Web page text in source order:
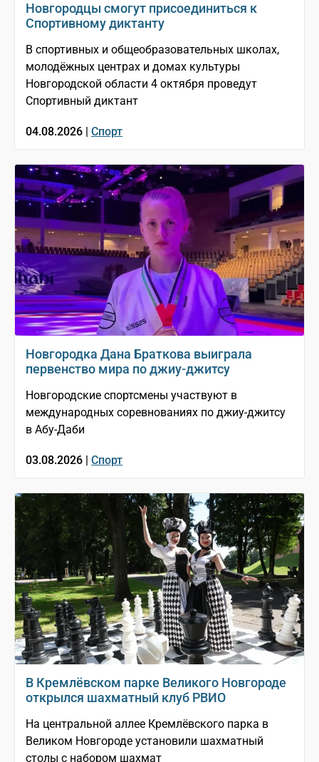
Новгородцы смогут присоединиться к
Спортивному диктанту
В спортивных и общеобразовательных школах,
молодёжных центрах и домах культуры
Новгородской области 4 октября проведут
Спортивный диктант
04.08.2026 | Спорт
Новгородка Дана Браткова выиграла
первенство мира по джиу-джитсу
Новгородские спортсмены участвуют в
международных соревнованиях по джиу-джитсу
в Абу-Даби
03.08.2026 | Спорт
В Кремлёвском парке Великого Новгороде
открылся шахматный клуб РВИО
На центральной аллее Кремлёвского парка в
Великом Новгороде установили шахматный
столы с набором шахмат